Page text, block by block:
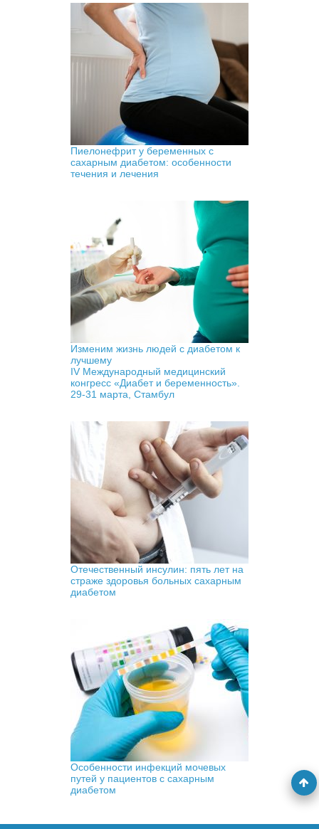
Пиелонефрит у беременных с
сахарным диабетом: особенности
течения и лечения
Изменим жизнь людей с диабетом к
лучшему
IV Международный медицинский
конгресс «Диабет и беременность».
29-31 марта, Стамбул
Отечественный инсулин: пять лет на
страже здоровья больных сахарным
диабетом
Особенности инфекций мочевых
путей у пациентов с сахарным
диабетом